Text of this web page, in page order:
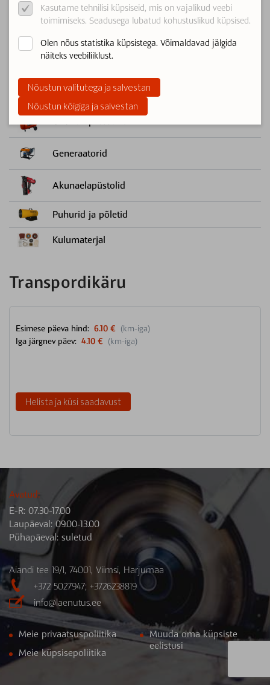
Kasutame tehnilisi küpsiseid, mis on vajalikud veebi
toimimiseks. Seadusega lubatud kohustuslikud küpsised.
Olen nõus statistika küpsistega. Võimaldavad jälgida
näiteks veebiliiklust.
Nõustun valitutega ja salvestan
Nõustun kõigiga ja salvestan
Lihvimismasinad
Puhastusseadmed
Keevitusseadmed
Õhukompressorid
Generaatorid
Akunaelapüstolid
Puhurid ja põletid
Kulumaterjal
Transpordikäru
Esimese päeva hind: 6.10 € (km-iga)
Iga järgnev päev: 4.10 € (km-iga)
Helista ja küsi saadavust
Avatud:
E-R: 07.30-17.00
Laupäeval: 09.00-13.00
Pühapäeval: suletud
Aiandi tee 19/1, 74001, Viimsi, Harjumaa
 +372 5027947; +3726238819
 info@laenutus.ee
Meie privaatsuspoliitika
Meie küpsisepoliitika
Muuda oma küpsiste
eelistusi